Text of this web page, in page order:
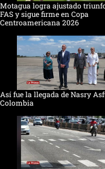
Motagua logra ajustado
FAS y sigue firme en Copa
Centroamericana 2026
Así fue la llegada de Nasry
Colombia